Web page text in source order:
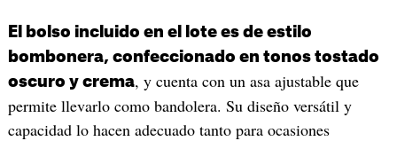
El bolso incluido en el lote es de estilo
bombonera, confeccionado en tonos tostado
oscuro y crema, y cuenta con un asa ajustable que
permite llevarlo como bandolera. Su diseño versátil y
capacidad lo hacen adecuado tanto para ocasiones